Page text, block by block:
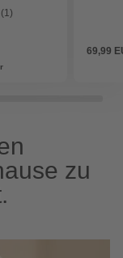
(1)
69,99
zu